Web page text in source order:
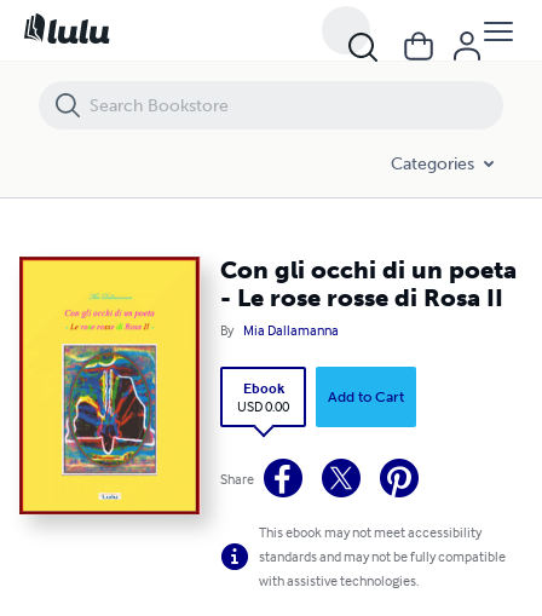
Categories
Con gli occhi di un poeta
- Le rose rosse di Rosa II
By Mia Dallamanna
Ebook
USD 0.00
Add to Cart
Share
This ebook may not meet accessibility
standards and may not be fully compatible
with assistive technologies.
Con gli occhi di un poeta - Le rose rosse di Rosa II